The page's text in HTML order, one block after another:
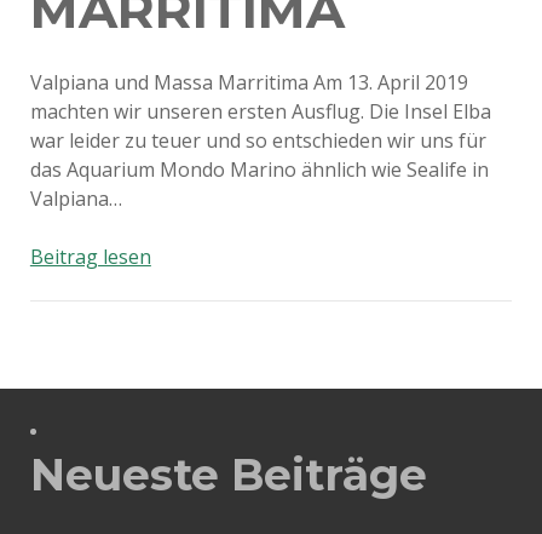
Valpiana und Massa Marritima Am 13. April 2019
machten wir unseren ersten Ausflug. Die Insel Elba
war leider zu teuer und so entschieden wir uns für
das Aquarium Mondo Marino ähnlich wie Sealife in
Valpiana…
Beitrag lesenValpiana
Neueste Beiträge